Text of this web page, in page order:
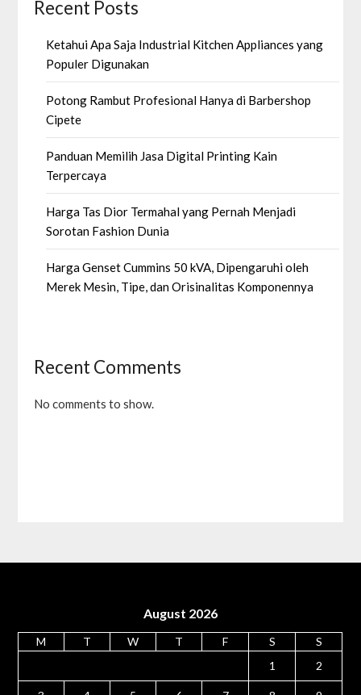
Recent Posts
Ketahui Apa Saja Industrial Kitchen Appliances yang
Populer Digunakan
Potong Rambut Profesional Hanya di Barbershop
Cipete
Panduan Memilih Jasa Digital Printing Kain
Terpercaya
Harga Tas Dior Termahal yang Pernah Menjadi
Sorotan Fashion Dunia
Harga Genset Cummins 50 kVA, Dipengaruhi oleh
Merek Mesin, Tipe, dan Orisinalitas Komponennya
Recent Comments
No comments to show.
August 2026
M T W T F S
S
1
2